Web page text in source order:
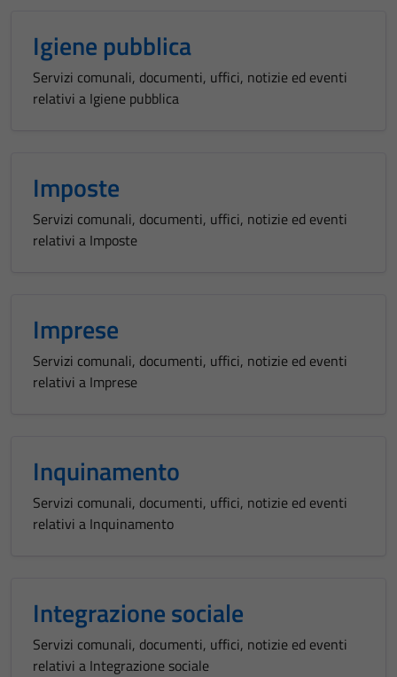
Igiene pubblica
Servizi comunali, documenti, uffici, notizie ed eventi
relativi a Igiene pubblica
Imposte
Servizi comunali, documenti, uffici, notizie ed eventi
relativi a Imposte
Imprese
Servizi comunali, documenti, uffici, notizie ed eventi
relativi a Imprese
Inquinamento
Servizi comunali, documenti, uffici, notizie ed eventi
relativi a Inquinamento
Integrazione sociale
Servizi comunali, documenti, uffici, notizie ed eventi
relativi a Integrazione sociale